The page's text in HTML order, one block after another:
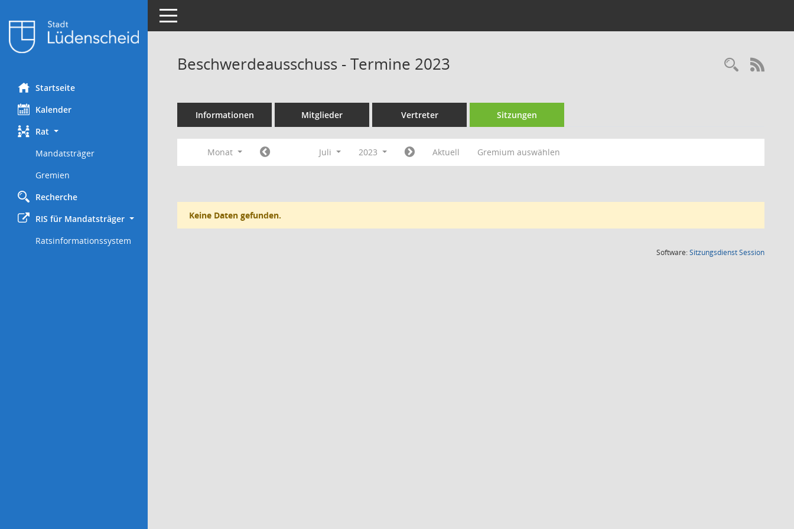
Startseite
Kalender
Rat
Mandatsträger
Gremien
Recherche
RIS für Mandatsträger
Ratsinformationssystem
Toggle navigation
Beschwerdeausschuss - Termine 2023
Informationen Mitglieder Vertreter Sitzungen
Monat Juli 2023 Aktuell Gremium auswählen
Keine Daten gefunden.
Software:SitzungsdienstSession(Wird in